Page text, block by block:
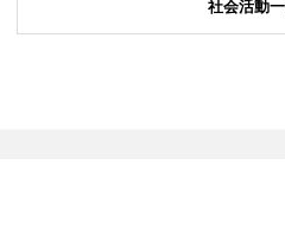
社会活動